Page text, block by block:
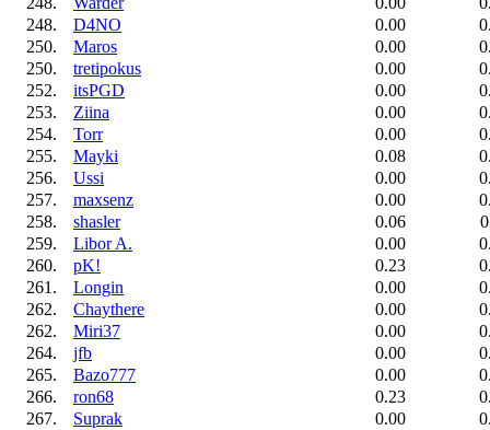
248.
D4NO 0.00
250.
Maros 0.00
250.
tretipokus 0.00
252.
itsPGD 0.00
253.
Ziina 0.00
254.
Torr 0.00
255.
Mayki 0.08
256.
Ussi 0.00
257.
maxsenz 0.00
258.
shasler 0.06
259.
Libor A. 0.00
260.
pK! 0.23
261.
Longin 0.00
262.
Chaythere 0.00
262.
Miri37 0.00
264.
jfb 0.00
265.
Bazo777 0.00
266.
ron68 0.23
267.
Suprak 0.00